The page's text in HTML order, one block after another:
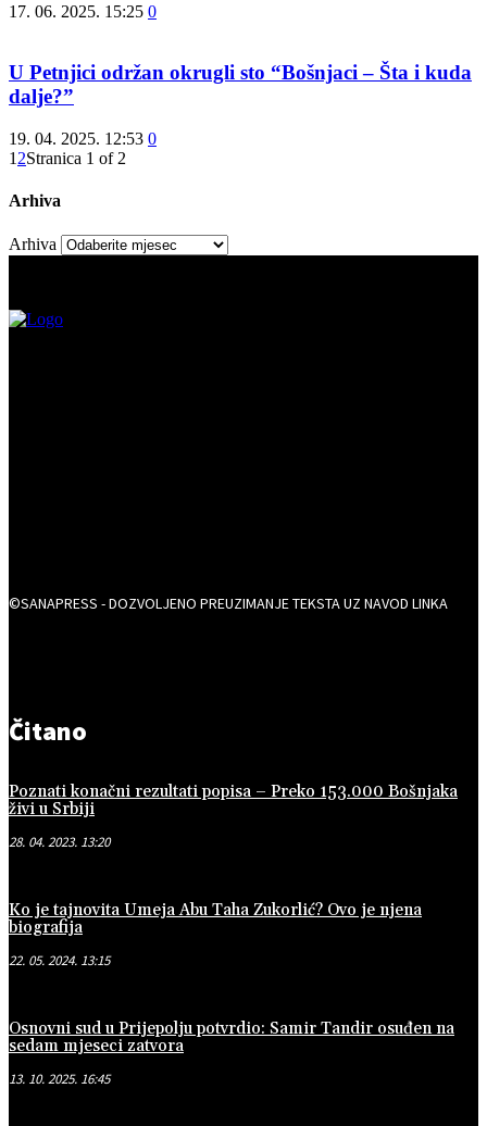
17. 06. 2025. 15:25 0
U Petnjici održan okrugli sto “Bošnjaci – Šta i kuda
dalje?”
19. 04. 2025. 12:53 0
1 2Stranica 1 of 2
Arhiva
Arhiva
©SANAPRESS - DOZVOLJENO PREUZIMANJE TEKSTA UZ NAVOD LINKA
Čitano
Poznati konačni rezultati popisa – Preko 153.000 Bošnjaka
živi u Srbiji
28. 04. 2023. 13:20
Ko je tajnovita Umeja Abu Taha Zukorlić? Ovo je njena
biografija
22. 05. 2024. 13:15
Osnovni sud u Prijepolju potvrdio: Samir Tandir osuđen na
sedam mjeseci zatvora
13. 10. 2025. 16:45